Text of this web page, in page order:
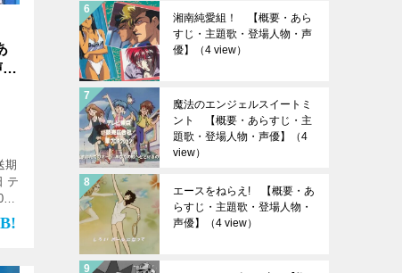
期
テ
湘南純愛組！ 【概要・あら
すじ・主題歌・登場人物・声
優】
（4 view）
魔法のエンジェルスイートミ
ント 【概要・あらすじ・主
題歌・登場人物・声優】
（4
view）
エースをねらえ! 【概要・あ
らすじ・主題歌・登場人物・
声優】
（4 view）